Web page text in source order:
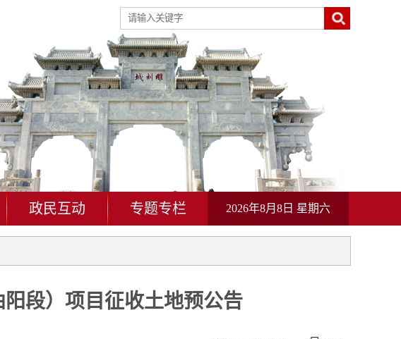
政民互动 专题专栏 2026年8月8日 星期六
段）项目征收土地预公告